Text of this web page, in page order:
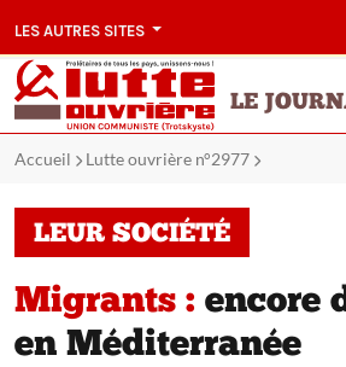
LES AUTRES SITES
LE
Accueil Lutte ouvrière n°2977
LEUR SOCIÉTÉ
Migrants : encore
en Méditerranée